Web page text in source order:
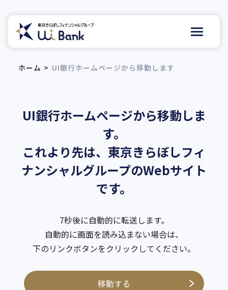
ホーム UI銀行ホームページから移動します
UI銀行ホームページから移動しま
す。
これより先は、 東京きらぼしフィ
ナンシャルグループのWebサイト
です。
7秒後に自動的に転送します。
自動的に画面を読み込まない場合は、
下のリンクボタンをクリックしてください。
移動する